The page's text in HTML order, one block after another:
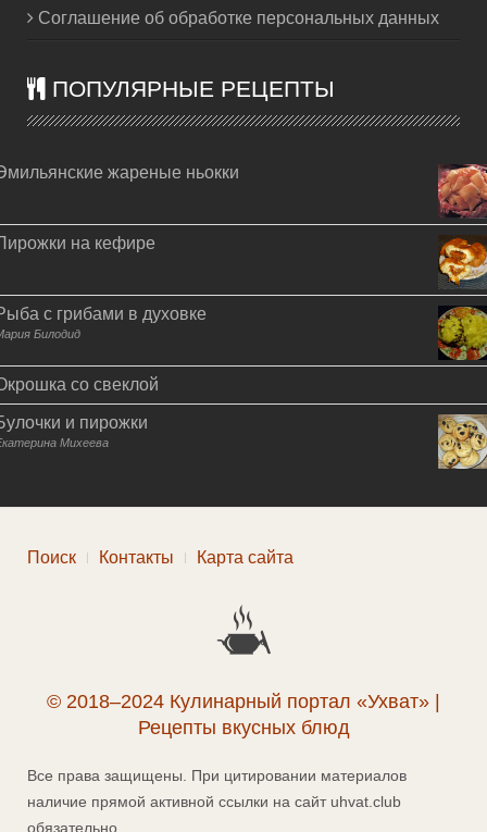
Соглашение об обработке персональных данных
ПОПУЛЯРНЫЕ РЕЦЕПТЫ
жареные ньокки
на кефире
с грибами в духовке
Билодид
со свеклой
и пирожки
Михеева
Поиск Контакты Карта сайта
© 2018–2024 Кулинарный портал «Ухват» |
Рецепты вкусных блюд
Все права защищены. При цитировании материалов
наличие прямой активной ссылки на сайт uhvat.club
обязательно.